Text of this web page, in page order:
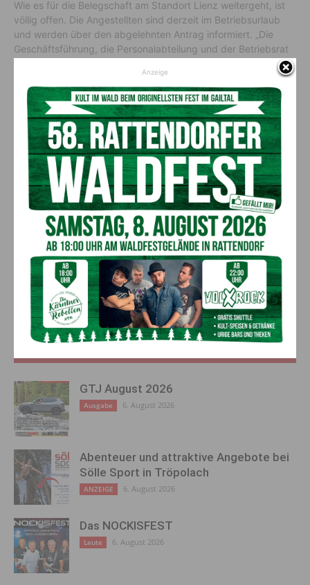
Wie es für die Belegschaft am Standort Lienz weitergeht, ist
völlig offen. Die Angestellten sind derzeit im Betriebsurlaub
und werden über den abgelehnten Antrag informiert. „Die
Geschäftsführung, die Personalabteilung und der Betriebsrat
alternative Lösung zur Überbrückung der temporären
Unterauslastung zu finden“, sagte Liebherr-Pressesprecher
Manuel Eder.
Wie diese Lösung aussehen wird, lasse sich derzeit noch nicht
sagen, so das Unternehmen. Auch Kündigungen schloss
Liebherr nicht aus. Stand jetzt gibt es für rund 100
Beschäftigte der Lienzer Niederlassung zu wenig Arbeit.
Erklärtes Ziel sei es jedoch, alle Mitarbeiterinnen und
Mitarbeiter zu halten. In Summe beschäftigt Liebherr in Lienz
1.340 Personen.
Vorheriger Artikel
Mit 196 km/h auf der
Autobahn!
Nächster Artikel
„Tour de Franz“: Promis
radelten für den guten Zweck
GTJ August 2026
Ausgabe 6. August 2026
Abenteuer und attraktive Angebote bei
Sölle Sport in Tröpolach
ANZEIGE 6. August 2026
Das NOCKISFEST
Leute 6. August 2026
Anzeige